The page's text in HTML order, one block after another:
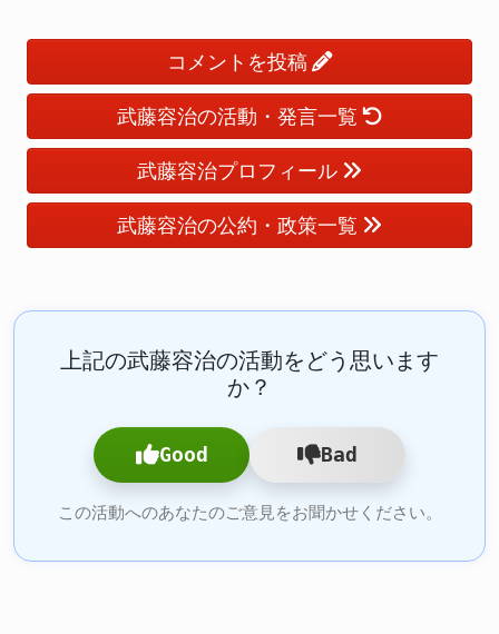
コメントを投稿
武藤容治の活動・発言一覧
武藤容治プロフィール
武藤容治の公約・政策一覧
上記の武藤容治の活動をどう思います
か？
Good Bad
この活動へのあなたのご意見をお聞かせください。